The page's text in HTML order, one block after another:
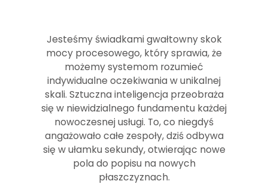
Jesteśmy świadkami gwałtowny skok
mocy procesowego, który sprawia, że
możemy systemom rozumieć
indywidualne oczekiwania w unikalnej
skali. Sztuczna inteligencja przeobraża
się w niewidzialnego fundamentu każdej
nowoczesnej usługi. To, co niegdyś
angażowało całe zespoły, dziś odbywa
się w ułamku sekundy, otwierając nowe
pola do popisu na nowych
płaszczyznach.